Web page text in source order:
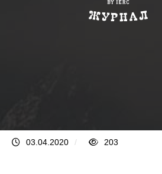
03.04.2020 / 203